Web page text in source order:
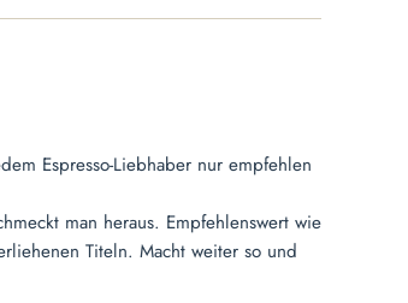
Espresso-Liebhaber nur empfehlen
man heraus. Empfehlenswert wie
Titeln. Macht weiter so und